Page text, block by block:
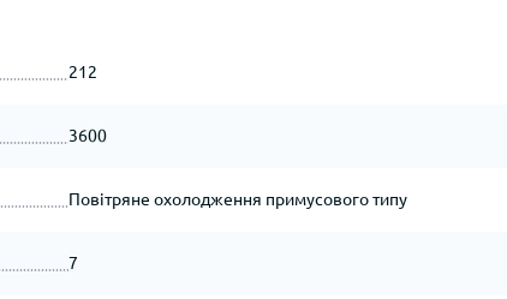
212
3600
Повітряне охолодження примусового типу
7